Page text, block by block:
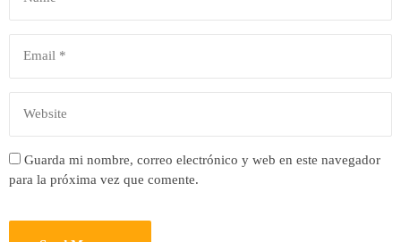
Guarda mi nombre, correo electrónico y web en este navegador
para la próxima vez que comente.